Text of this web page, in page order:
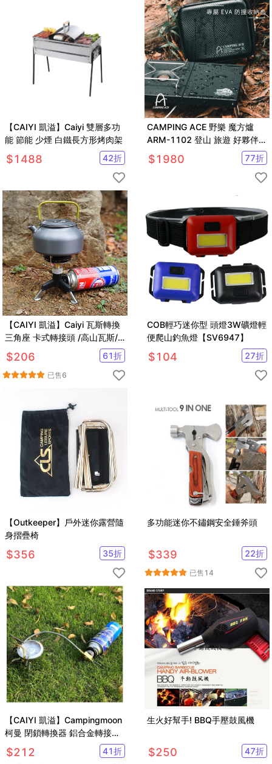
【CAIYI 凱溢】Caiyi 雙層多功
能 節能 少煙 白鐵長方形烤肉架
$1488 42折
CAMPING ACE 野樂 魔方爐
ARM-1102 登山 旅遊 好夥伴
(登山屋)
$1980 77折
【CAIYI 凱溢】Caiyi 瓦斯轉換
三角座 卡式轉接頭 /高山瓦斯/
卡式瓦斯/登山爐點火槍.瓦斯噴
槍扁罐轉長罐
$206 61折
已售6
COB輕巧迷你型 頭燈3W礦燈輕
便爬山釣魚燈【SV6947】
$104 27折
【Outkeeper】戶外迷你露營隨
身摺疊椅
$356 35折
多功能迷你不鏽鋼安全錘斧頭
$339 22折
已售 14
【CAIYI 凱溢】Campingmoon
柯曼 閉鎖轉換器 鋁合金轉接頭
高山瓦斯轉卡式瓦斯轉換頭 爐
頭轉接器
$212 41折
生火好幫手! BBQ手壓鼓風機
$250 47折